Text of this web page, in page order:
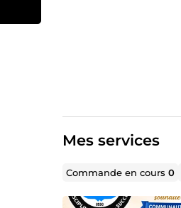
Mes services
Commande en cours0